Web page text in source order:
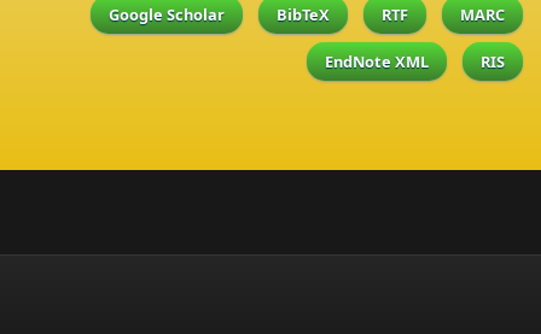
Google Scholar
BibTeX RTF MARC
EndNote XML RIS